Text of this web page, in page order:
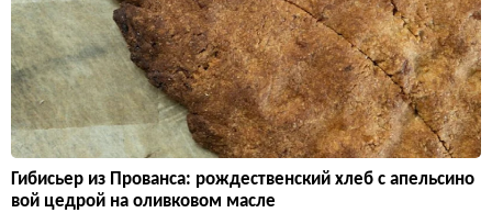
Гибисьер из Прованса: рождественский хлеб с апельсино
вой цедрой на оливковом масле